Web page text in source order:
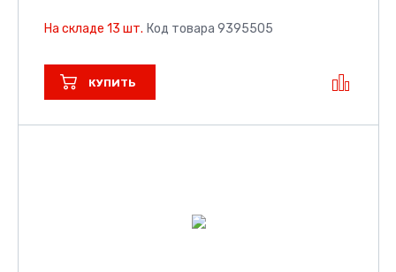
На складе 13 шт. Код товара 9395505
КУПИТЬ